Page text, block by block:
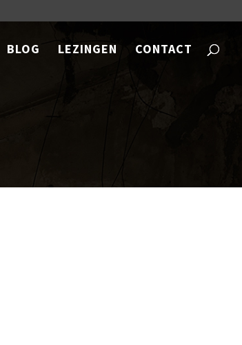
BLOG LEZINGEN CONTACT